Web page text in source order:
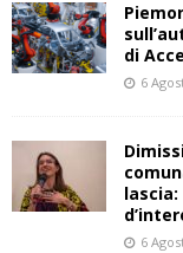
di
6
6